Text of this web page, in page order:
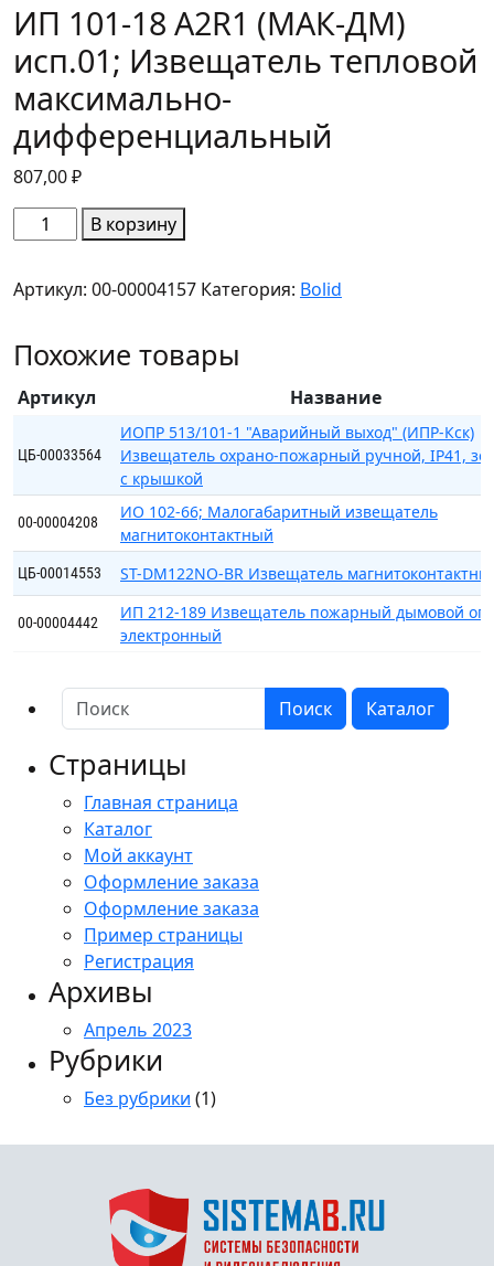
ИП 101-18 A2R1 (МАК-ДМ)
исп.01; Извещатель тепловой
максимально-
дифференциальный
807,00₽
Количество
товара
101-
A2R1
ДМ)
Извещатель
максимально-
дифференциальный
В корзину
Артикул: 00-00004157 Категория: Bolid
Похожие товары
Артикул Название
ЦБ-00033564
ИОПР 513/101-1 "Аварийный выход" (ИПР-Кск)
Извещатель охрано-пожарный ручной, IР41,
с крышкой
00-00004208
ИО 102-66; Малогабаритный извещатель
магнитоконтактный
ЦБ-00014553 ST-DM122NO-BR Извещатель
00-00004442
ИП 212-189 Извещатель пожарный дымовой
электронный
Поиск Каталог
Страницы
Главная страница
Каталог
Мой аккаунт
Оформление заказа
Оформление заказа
Пример страницы
Регистрация
Архивы
Апрель 2023
Рубрики
Без рубрики (1)